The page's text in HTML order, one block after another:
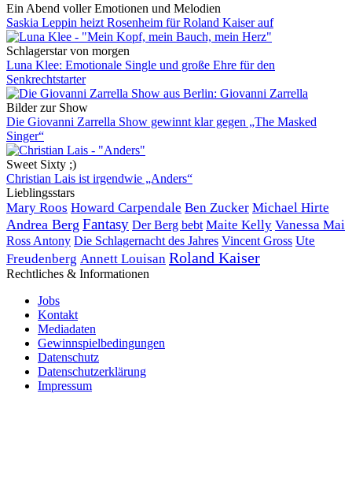
Ein Abend voller Emotionen und Melodien
Saskia Leppin heizt Rosenheim für Roland Kaiser auf
Schlagerstar von morgen
Luna Klee: Emotionale Single und große Ehre für den
Senkrechtstarter
Bilder zur Show
Die Giovanni Zarrella Show gewinnt klar gegen „The Masked
Singer“
Sweet Sixty ;)
Christian Lais ist irgendwie „Anders“
Lieblingsstars
Mary Roos Howard Carpendale Ben Zucker Michael Hirte
Andrea Berg Fantasy Der Berg bebt Maite Kelly Vanessa Mai
Ross Antony Die Schlagernacht des Jahres Vincent Gross Ute
Freudenberg Annett Louisan Roland Kaiser
Rechtliches & Informationen
Jobs
Kontakt
Mediadaten
Gewinnspielbedingungen
Datenschutz
Datenschutzerklärung
Impressum